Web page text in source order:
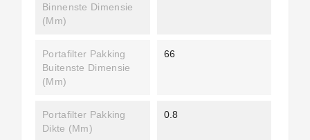
Binnenste Dimensie
(mm)
Portafilter Pakking
Buitenste Dimensie
(mm)
66
Portafilter Pakking
Dikte (mm)
0.8